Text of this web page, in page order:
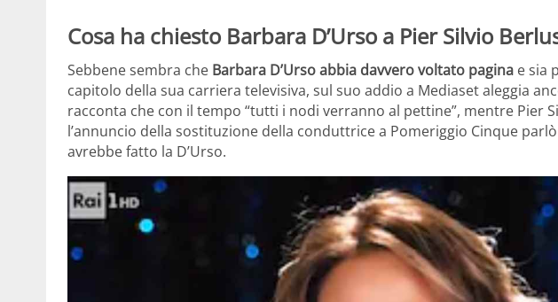
Cosa ha chiesto Barbara D’Urso a Pier Silvio
Sebbene sembra che Barbara D’Urso abbia davvero voltato pagina e sia
capitolo della sua carriera televisiva, sul suo addio a Mediaset aleggia
racconta che con il tempo “tutti i nodi verranno al pettine”, mentre Pier
l’annuncio della sostituzione della conduttrice a Pomeriggio Cinque
avrebbe fatto la D’Urso.